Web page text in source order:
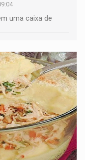
uma caixa de